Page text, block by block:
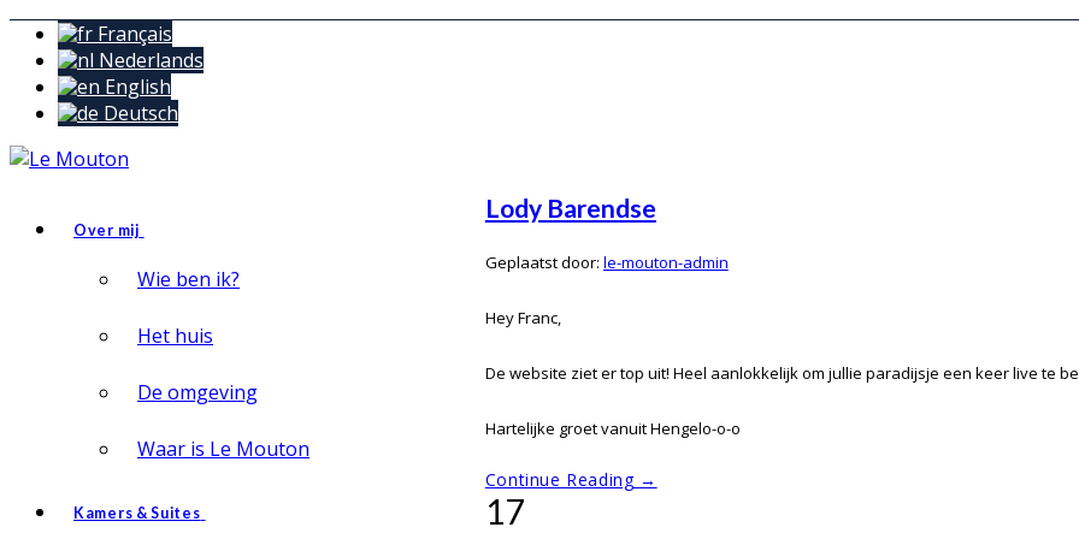
Français
Nederlands
English
Deutsch
Over mij
Wie ben ik?
Het huis
De omgeving
Waar is Le Mouton
Kamers & Suites
Lody Barendse
Geplaatst door: le-mouton-admin
Hey Franc,
De website ziet er top uit! Heel aanlokkelijk om jullie paradijsje een keer live te
Hartelijke groet vanuit Hengelo-o-o
Continue Reading →
17